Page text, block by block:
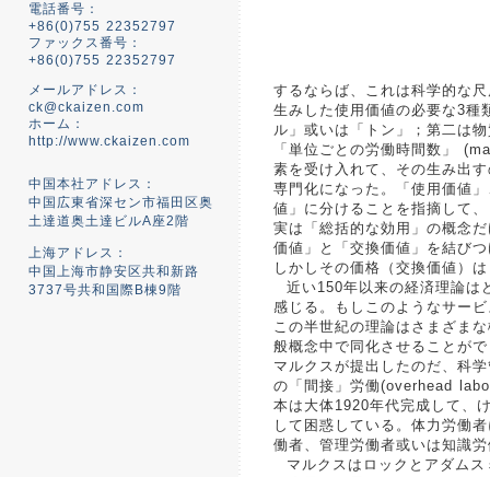
電話番号：
+86(0)755 22352797
ファックス番号：
+86(0)755 22352797
メールアドレス：
ck@ckaizen.com
ホーム：
http://www.ckaizen.com
中国本社アドレス：
中国広東省深セン市福田区奥
土達道奥土達ビルA座2階
上海アドレス：
中国上海市静安区共和新路
3737号共和国際B棟9階
するならば、これは科学的な
生みした使用価値の必要な3種
ル」或いは「トン」；第二は
「単位ごとの労働時間数」
素を受け入れて、その生み出
専門化になった。「使用価値
値」に分けることを指摘して
実は「総括的な効用」の概念
価値」と「交換価値」を結び
しかしその価格（交換価値）
近い150年以来の経済理論は
感じる。もしこのようなサー
この半世紀の理論はさまざま
般概念中で同化させることが
マルクスが提出したのだ、科
の「間接」労働(overhead
本は大体1920年代完成して、
して困惑している。体力労働
働者、管理労働者或いは知識
マルクスはロックとアダムス